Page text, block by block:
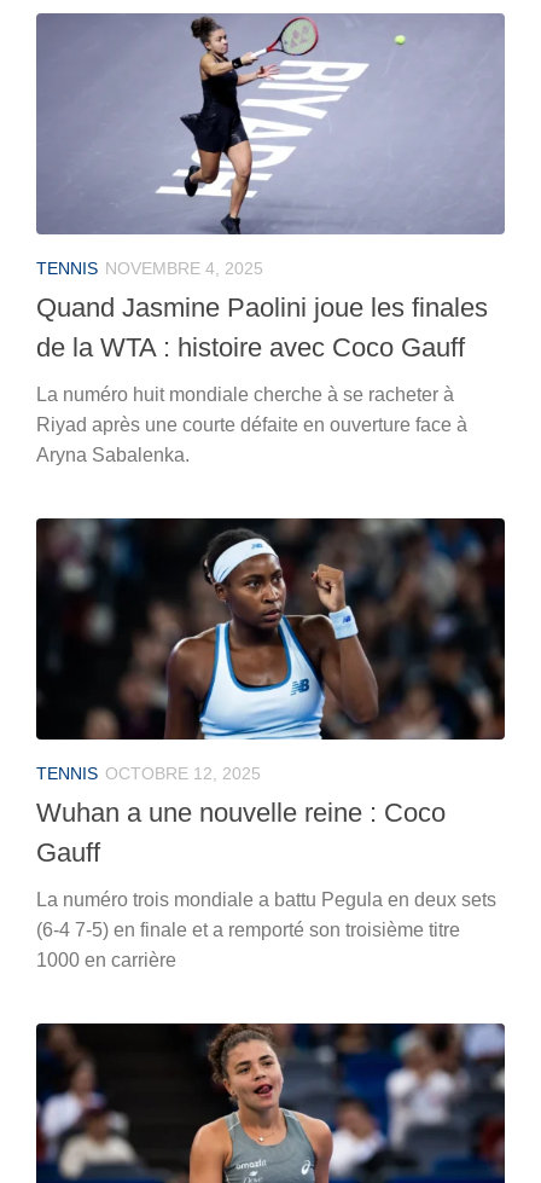
TENNIS NOVEMBRE 4, 2025
Quand Jasmine Paolini joue les finales
de la WTA : histoire avec Coco Gauff
La numéro huit mondiale cherche à se racheter à
Riyad après une courte défaite en ouverture face à
Aryna Sabalenka.
TENNIS OCTOBRE 12, 2025
Wuhan a une nouvelle reine : Coco
Gauff
La numéro trois mondiale a battu Pegula en deux sets
(6-4 7-5) en finale et a remporté son troisième titre
1000 en carrière